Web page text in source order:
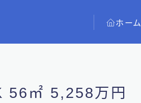
ホーム
56㎡ 5,258万円